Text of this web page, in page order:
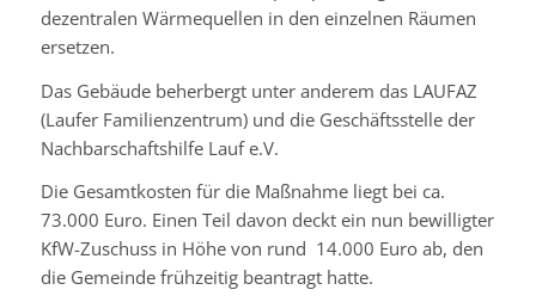
dezentralen Wärmequellen in den einzelnen Räumen
ersetzen.
Das Gebäude beherbergt unter anderem das LAUFAZ
(Laufer Familienzentrum) und die Geschäftsstelle der
Nachbarschaftshilfe Lauf e.V.
Die Gesamtkosten für die Maßnahme liegt bei ca.
73.000 Euro. Einen Teil davon deckt ein nun bewilligter
KfW-Zuschuss in Höhe von rund 14.000 Euro ab, den
die Gemeinde frühzeitig beantragt hatte.